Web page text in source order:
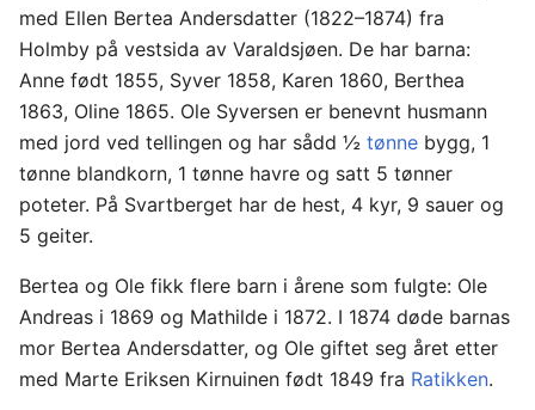
med Ellen Bertea Andersdatter (1822–1874) fra
Holmby på vestsida av Varaldsjøen. De har barna:
Anne født 1855, Syver 1858, Karen 1860, Berthea
1863, Oline 1865. Ole Syversen er benevnt husmann
med jord ved tellingen og har sådd ½ tønne bygg, 1
tønne blandkorn, 1 tønne havre og satt 5 tønner
poteter. På Svartberget har de hest, 4 kyr, 9 sauer og
5 geiter.
Bertea og Ole fikk flere barn i årene som fulgte: Ole
Andreas i 1869 og Mathilde i 1872. I 1874 døde barnas
mor Bertea Andersdatter, og Ole giftet seg året etter
med Marte Eriksen Kirnuinen født 1849 fra Ratikken.